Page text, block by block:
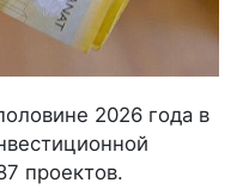
2026 года в
проектов.